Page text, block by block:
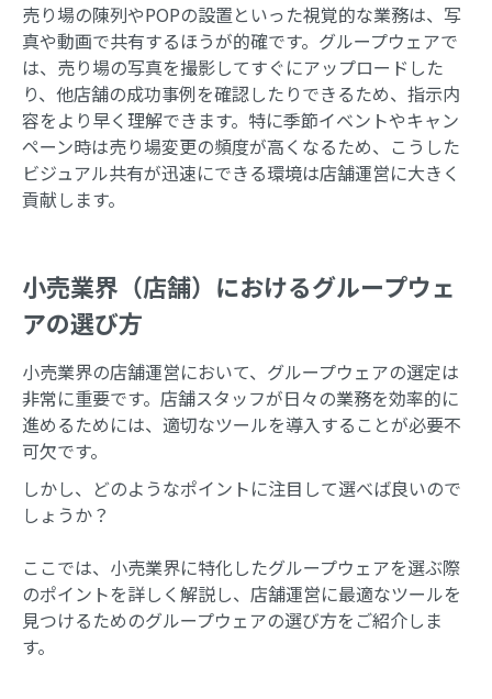
売り場の陳列やPOPの設置といった視覚的な業務は、写
真や動画で共有するほうが的確です。グループウェアで
は、売り場の写真を撮影してすぐにアップロードした
り、他店舗の成功事例を確認したりできるため、指示内
容をより早く理解できます。特に季節イベントやキャン
ペーン時は売り場変更の頻度が高くなるため、こうした
ビジュアル共有が迅速にできる環境は店舗運営に大きく
貢献します。
小売業界（店舗）におけるグループウェ
アの選び方
小売業界の店舗運営において、グループウェアの選定は
非常に重要です。店舗スタッフが日々の業務を効率的に
進めるためには、適切なツールを導入することが必要不
可欠です。
しかし、どのようなポイントに注目して選べば良いので
しょうか？
ここでは、小売業界に特化したグループウェアを選ぶ際
のポイントを詳しく解説し、店舗運営に最適なツールを
見つけるためのグループウェアの選び方をご紹介しま
す。